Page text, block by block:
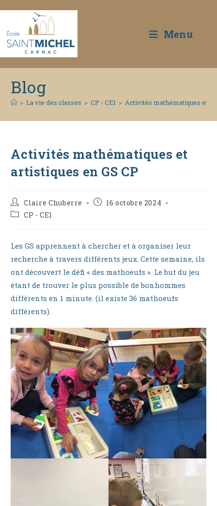
content
Menu
Blog
> La vie des classes > CP - CE1 > Activités mathématiques et
Activités mathématiques et
artistiques en GS CP
Auteur/autrice
de
la
Claire Chuberre
Publication
16 octobre 2024
PostCP - CE1
Les GS apprennent à chercher et à organiser leur
recherche à travers différents jeux. Cette semaine, ils
ont découvert le défi « des mathoeufs ». Le but du jeu
étant de trouver le plus possible de bonhommes
différents en 1 minute. (il existe 36 mathoeufs
différents).